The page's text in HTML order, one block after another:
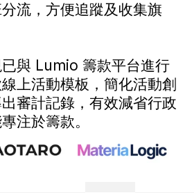
流，方便追蹤及收集旗
與 Lumio 籌款平台進行
上活動模板，簡化活動創
審計記錄，有效減省行政
注於籌款。